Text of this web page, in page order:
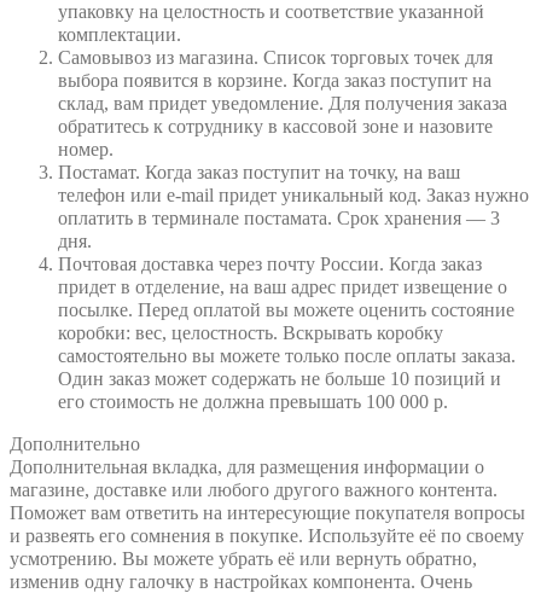
упаковку на целостность и соответствие указанной
комплектации.
Самовывоз из магазина. Список торговых точек для
выбора появится в корзине. Когда заказ поступит на
склад, вам придет уведомление. Для получения заказа
обратитесь к сотруднику в кассовой зоне и назовите
номер.
Постамат. Когда заказ поступит на точку, на ваш
телефон или e-mail придет уникальный код. Заказ нужно
оплатить в терминале постамата. Срок хранения — 3
дня.
Почтовая доставка через почту России. Когда заказ
придет в отделение, на ваш адрес придет извещение о
посылке. Перед оплатой вы можете оценить состояние
коробки: вес, целостность. Вскрывать коробку
самостоятельно вы можете только после оплаты заказа.
Один заказ может содержать не больше 10 позиций и
его стоимость не должна превышать 100 000 р.
Дополнительно
Дополнительная вкладка, для размещения информации о
магазине, доставке или любого другого важного контента.
Поможет вам ответить на интересующие покупателя вопросы
и развеять его сомнения в покупке. Используйте её по своему
усмотрению. Вы можете убрать её или вернуть обратно,
изменив одну галочку в настройках компонента. Очень